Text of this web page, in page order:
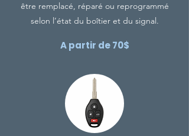
être remplacé, réparé ou reprogrammé
selon l’état du boîtier et du signal.
A partir de 70$